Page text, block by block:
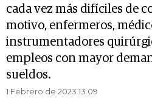
cada vez más difíciles de
motivo, enfermeros,
instrumentadores
empleos con mayor
sueldos.
1 Febrero de 2023 13.09